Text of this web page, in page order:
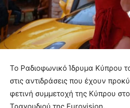
Το Ραδιοφωνικό Ίδρυμα Κύπρου
στις αντιδράσεις που έχουν
φετινή συμμετοχή της Κύπρου